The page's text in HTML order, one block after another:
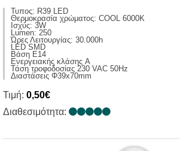
Τυπος: R39 LED
Θερμοκρασία χρώματος: COOL 6000K
Ισχύς: 3W
Lumen: 250
Ώρες Λειτουργίας: 30.000h
LED SMD
Βάση E14
Ενεργειακής κλάσης A
Τάση τροφοδοσίας 230 VAC 50Hz
Διαστάσεις Φ39x70mm
Τιμή: 0,50€
Διαθεσιμότητα: